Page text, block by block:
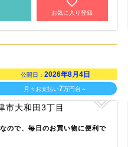
お気に入り登録
公開日： 2026年8月4日
月々お支払い7万円台～
ので、毎日のお買い物に便利で